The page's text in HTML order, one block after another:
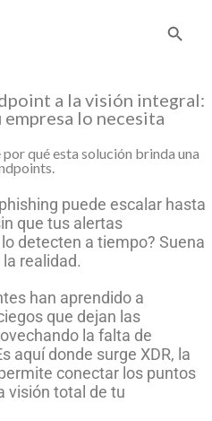
a la visión integral:
empresa lo necesita
qué esta solución brinda una
puede escalar hasta
que tus alertas
detecten a tiempo? Suena
realidad.
han aprendido a
que dejan las
la falta de
aquí donde surge XDR, la
conectar los puntos
visión total de tu